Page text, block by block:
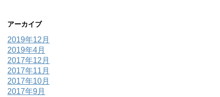
アーカイブ
2019年12月
2019年4月
2017年12月
2017年11月
2017年10月
2017年9月